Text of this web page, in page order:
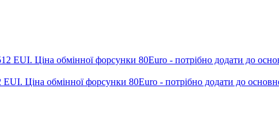
Ціна обмінної форсунки 80Euro - потрібно додати до